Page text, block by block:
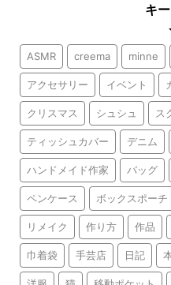
キ
ASMR creema minne
アクセサリー イベント
クリスマス シュシュ ス
ティッシュカバー デニム
ハンドメイド作家 バッグ
ペンケース ボックスポーチ
リメイク 作り方 作品
巾着袋 手芸店 日記